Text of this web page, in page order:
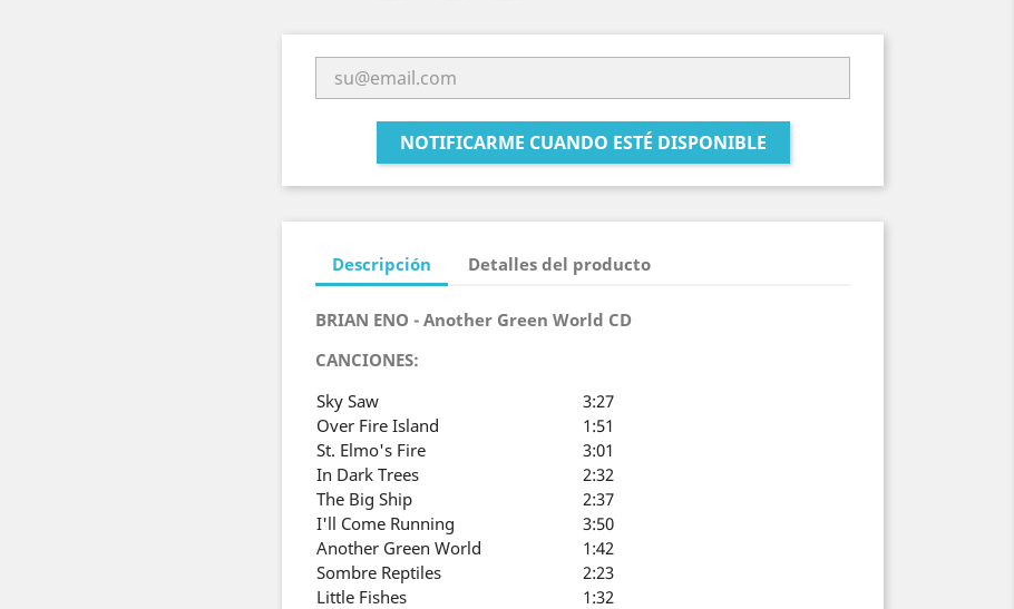
NOTIFICARME CUANDO ESTÉ DISPONIBLE
Descripción Detalles del producto
BRIAN ENO - Another Green World CD
CANCIONES:
Sky Saw
3:27
Over Fire Island
1:51
St. Elmo's Fire
3:01
In Dark Trees
2:32
The Big Ship
2:37
I'll Come Running
3:50
Another Green World
1:42
Sombre Reptiles
2:23
Little Fishes
1:32